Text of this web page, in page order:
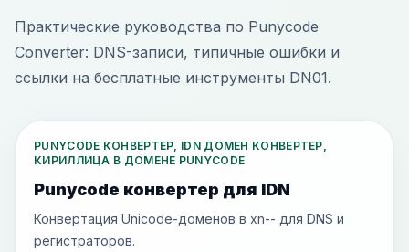
Практические руководства по Punycode
Converter: DNS-записи, типичные ошибки и
ссылки на бесплатные инструменты DN01.
PUNYCODE КОНВЕРТЕР, IDN ДОМЕН КОНВЕРТЕР,
КИРИЛЛИЦА В ДОМЕНЕ PUNYCODE
Punycode конвертер для IDN
Конвертация Unicode-доменов в xn-- для DNS и
регистраторов.